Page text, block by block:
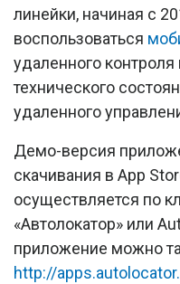
линейки, начиная с
воспользоваться
удаленного
технического
удаленного
Демо-версия
скачивания в App
осуществляется по
«Автолокатор» или
приложение можно
http://